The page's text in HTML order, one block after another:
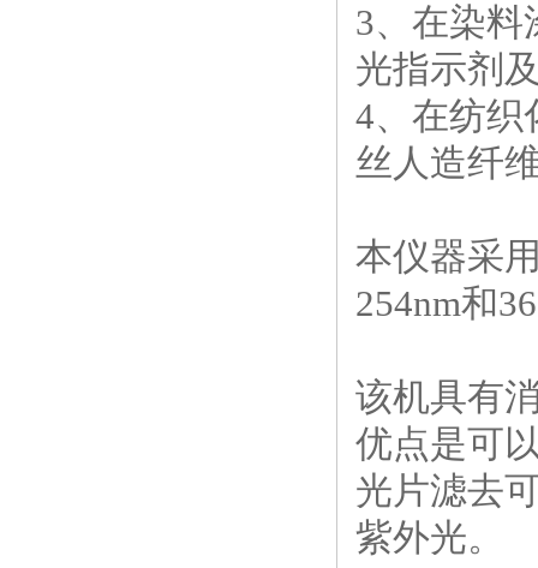
3、在染料
光指示剂
4、在纺织
丝人造纤
本仪器采
254nm和
该机具有
优点是可
光片滤去
紫外光。